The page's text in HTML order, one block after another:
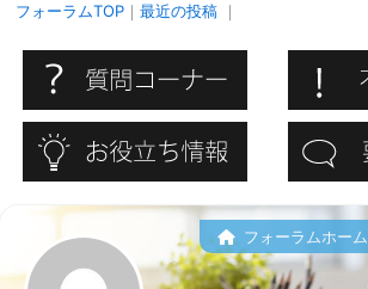
フォーラムTOP ｜ 最近の投稿 ｜
フォーラムホーム